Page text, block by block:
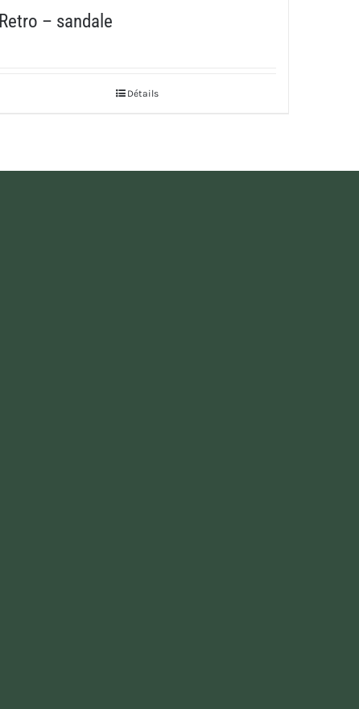
Retro – sandale
Détails